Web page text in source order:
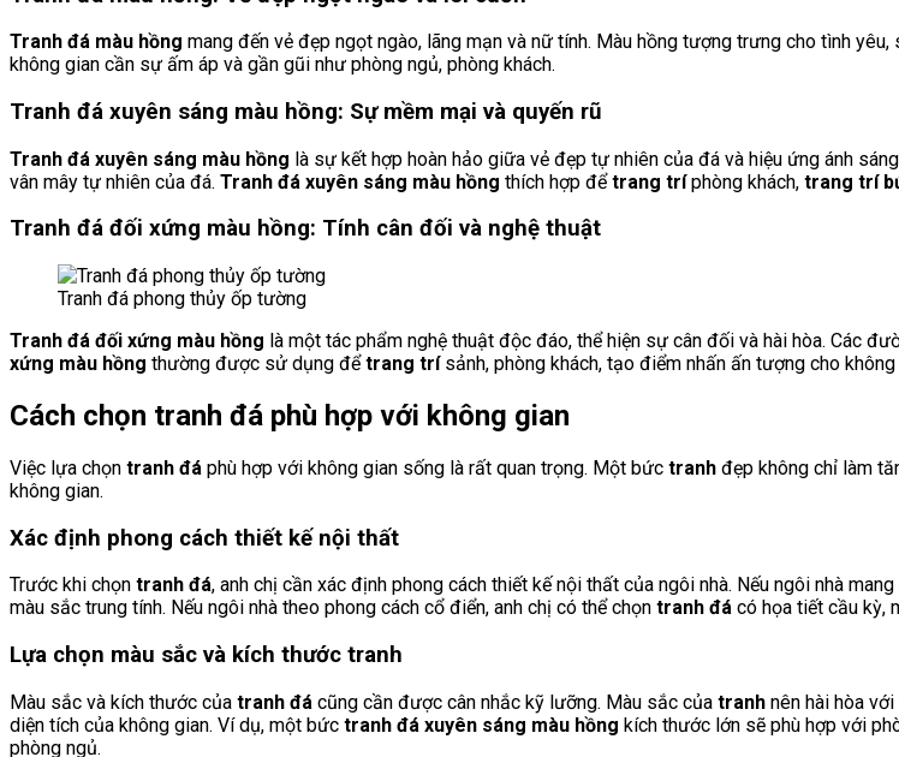
Tranh đá màu hồng mang đến vẻ đẹp ngọt ngào, lãng mạn và nữ tính. Màu hồng tượng trưng cho tình yêu,
không gian cần sự ấm áp và gần gũi như phòng ngủ, phòng khách.
Tranh đá xuyên sáng màu hồng: Sự mềm mại và quyến rũ
Tranh đá xuyên sáng màu hồng là sự kết hợp hoàn hảo giữa vẻ đẹp tự nhiên của đá và hiệu ứng ánh
vân mây tự nhiên của đá. Tranh đá xuyên sáng màu hồng thích hợp đểtrang tríphòng khách, trang trí
Tranh đá đối xứng màu hồng: Tính cân đối và nghệ thuật
Tranh đá phong thủy ốp tường
Tranh đá đối xứng màu hồng là một tác phẩm nghệ thuật độc đáo, thể hiện sự cân đối và hài hòa. Các
xứng màu hồng thường được sử dụng đểtrang trísảnh, phòng khách, tạo điểm nhấn ấn tượng cho không
Cách chọn tranh đá phù hợp với không gian
Việc lựa chọn tranh đá phù hợp với không gian sống là rất quan trọng. Một bức tranh đẹp không chỉ làm
không gian.
Xác định phong cách thiết kế nội thất
Trước khi chọn tranh đá, anh chị cần xác định phong cách thiết kế nội thất của ngôi nhà. Nếu ngôi nhà
màu sắc trung tính. Nếu ngôi nhà theo phong cách cổ điển, anh chị có thể chọn tranh đá có họa tiết cầu kỳ,
Lựa chọn màu sắc và kích thước tranh
Màu sắc và kích thước của tranh đá cũng cần được cân nhắc kỹ lưỡng. Màu sắc của tranh nên hài hòa
diện tích của không gian. Ví dụ, một bức tranh đá xuyên sáng màu hồng kích thước lớn sẽ phù hợp với
phòng ngủ.